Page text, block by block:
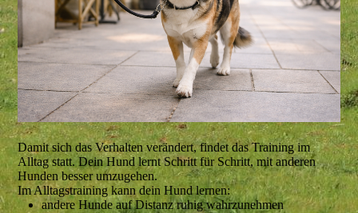
Damit sich das Verhalten verändert, findet das Training im
Alltag statt. Dein Hund lernt Schritt für Schritt, mit anderen
Hunden besser umzugehen.
Im Alltagstraining kann dein Hund lernen:
andere Hunde auf Distanz ruhig wahrzunehmen